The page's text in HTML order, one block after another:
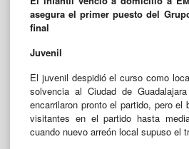
asegura el primer puesto del
final
Juvenil
El juvenil despidió el curso como
solvencia al Ciudad de
encarrilaron pronto el partido, pero el
visitantes en el partido hasta
cuando nuevo arreón local supuso el